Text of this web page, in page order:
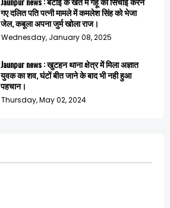
गए दलित पति पत्नी मामले में कमलेश सिंह को भेजा
जेल, कबूला अपना जुर्म खोला राज।
Wednesday, January 08, 2025
Jaunpur news : खुटहन थाना क्षेत्र में मिला अज्ञात
युवक का शव, घंटों बीत जाने के बाद भी नही हुआ
पहचान।
Thursday, May 02, 2024